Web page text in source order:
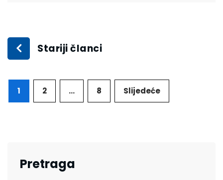
Stariji članci
1 2 … 8 Slijedeće
Pretraga